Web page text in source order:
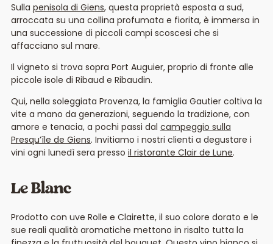
Sulla penisola di Giens, questa proprietà esposta a sud,
arroccata su una collina profumata e fiorita, è immersa in
una successione di piccoli campi scoscesi che si
affacciano sul mare.
Il vigneto si trova sopra Port Auguier, proprio di fronte alle
piccole isole di Ribaud e Ribaudin.
Qui, nella soleggiata Provenza, la famiglia Gautier coltiva la
vite a mano da generazioni, seguendo la tradizione, con
amore e tenacia, a pochi passi dal campeggio sulla
Presqu’île de Giens. Invitiamo i nostri clienti a degustare i
vini ogni lunedì sera presso il ristorante Clair de Lune.
Le Blanc
Prodotto con uve Rolle e Clairette, il suo colore dorato e le
sue reali qualità aromatiche mettono in risalto tutta la